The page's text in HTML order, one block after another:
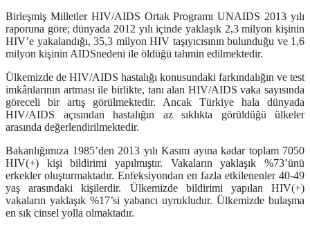
Birleşmiş Milletler HIV/AIDS Ortak Programı UNAIDS 2013 yılı
raporuna göre;dünyada 2012 yılı içinde yaklaşık 2,3 milyon kişinin
HIV’e yakalandığı, 35,3 milyon HIV taşıyıcısının bulunduğu ve 1,6
milyon kişinin AIDSnedeni ile öldüğü tahmin edilmektedir.
Ülkemizde de HIV/AIDS hastalığı konusundaki farkındalığın ve test
imkânlarının artması ile birlikte, tanı alan HIV/AIDS vaka sayısında
göreceli bir artış görülmektedir. Ancak Türkiye hala dünyada
HIV/AIDS açısından hastalığın az sıklıkta görüldüğü ülkeler
arasında değerlendirilmektedir.
Bakanlığımıza 1985’den 2013 yılı Kasım ayına kadar toplam 7050
HIV(+) kişi bildirimi yapılmıştır. Vakaların yaklaşık %73’ünü
erkekler oluşturmaktadır. Enfeksiyondan en fazla etkilenenler 40-49
yaş arasındaki kişilerdir. Ülkemizde bildirimi yapılan HIV(+)
vakaların yaklaşık %17’si yabancı uyrukludur. Ülkemizde bulaşma
en sık cinsel yolla olmaktadır.